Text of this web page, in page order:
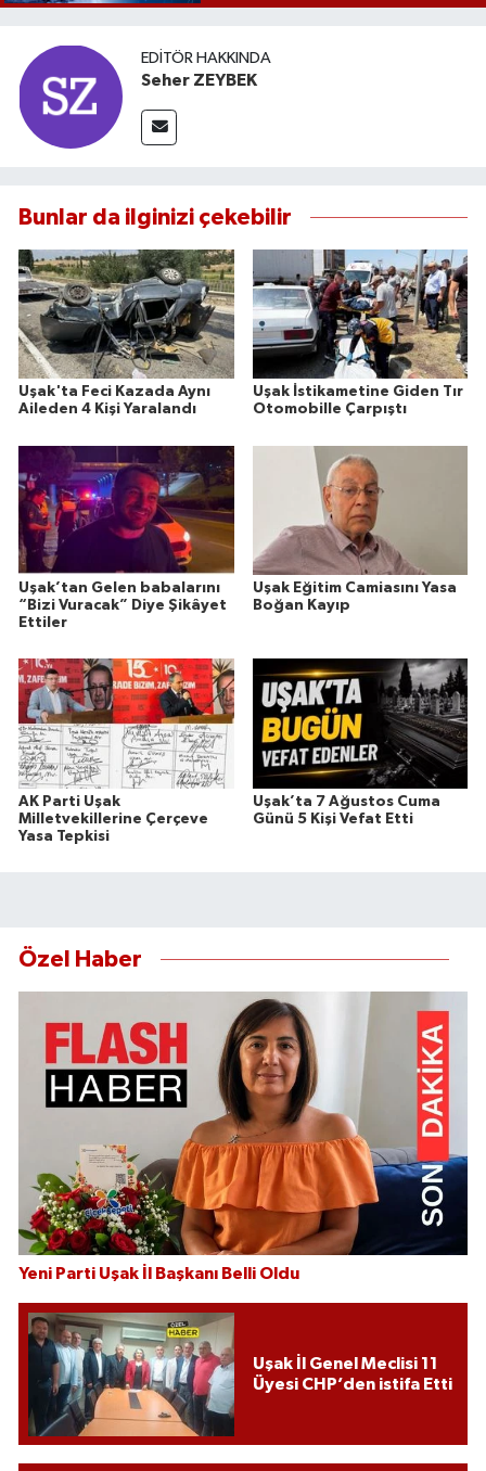
EDITÖR HAKKINDA
Seher ZEYBEK
Bunlar da ilginizi çekebilir
Uşak'ta Feci Kazada Aynı
Aileden 4 Kişi Yaralandı
Uşak İstikametine Giden Tır
Otomobille Çarpıştı
Uşak’tan Gelen babalarını
“Bizi Vuracak” Diye Şikâyet
Ettiler
Uşak Eğitim Camiasını Yasa
Boğan Kayıp
AK Parti Uşak
Milletvekillerine Çerçeve
Yasa Tepkisi
Uşak’ta 7 Ağustos Cuma
Günü 5 Kişi Vefat Etti
Özel Haber
Yeni Parti Uşak İl Başkanı Belli Oldu
Uşak İl Genel Meclisi 11
Üyesi CHP’den istifa Etti